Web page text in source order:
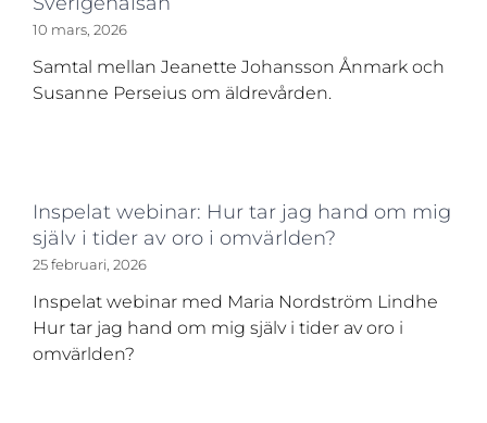
10 mars, 2026
Samtal mellan Jeanette Johansson Ånmark och
Susanne Perseius om äldrevården.
Inspelat webinar: Hur tar jag hand om mig
själv i tider av oro i omvärlden?
25 februari, 2026
Inspelat webinar med Maria Nordström Lindhe
Hur tar jag hand om mig själv i tider av oro i
omvärlden?